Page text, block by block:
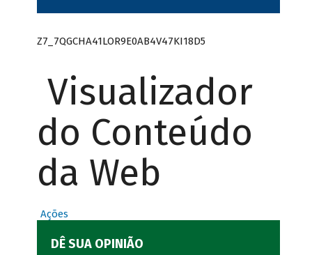
Z7_7QGCHA41LOR9E0AB4V47KI18D5
Visualizador
do Conteúdo
da Web
Ações
DÊ SUA OPINIÃO